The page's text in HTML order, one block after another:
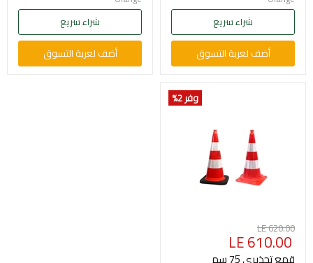
شراء سريع
أضف لعربة التسوق
شراء سريع
أضف لعربة التسوق
وفر 2 %
السعر
الأصلي
LE 620.00
السعر
الحالي
LE 610.00